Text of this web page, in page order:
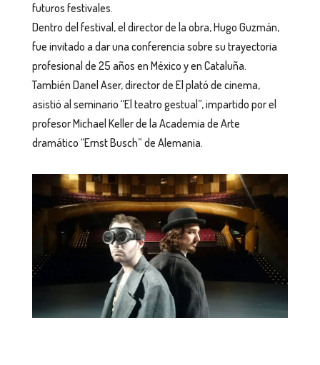
futuros festivales.
Dentro del festival, el director de la obra, Hugo Guzmán,
fue invitado a dar una conferencia sobre su trayectoria
profesional de 25 años en México y en Cataluña.
También Danel Aser, director de El plató de cinema,
asistió al seminario “El teatro gestual”, impartido por el
profesor Michael Keller de la Academia de Arte
dramático “Ernst Busch” de Alemania.